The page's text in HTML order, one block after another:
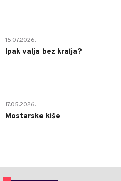
15.07.2026.
Ipak valja bez kralja?
17.05.2026.
Mostarske kiše